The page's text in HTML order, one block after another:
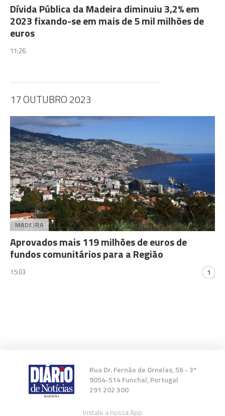
Dívida Pública da Madeira diminuiu 3,2% em
2023 fixando-se em mais de 5 mil milhões de
euros
11:26
17 OUTUBRO 2023
MADEIRA
Aprovados mais 119 milhões de euros de
fundos comunitários para a Região
15:03 1
Rua Dr. Fernão de Ornelas, 56 - 3º
9054-514 Funchal, Portugal
291 202 300
Instale a nossa App